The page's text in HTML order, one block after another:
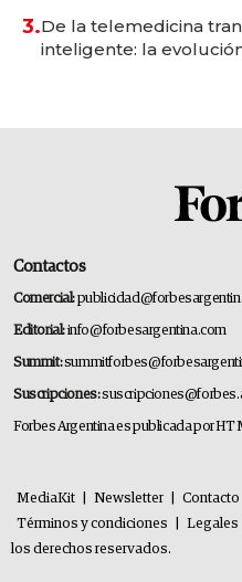
3.De la telemedicina
inteligente: la
Contactos
Comercial:
Editorial:info@forbesargentina.com
Summit:
Suscripciones:
Forbes Argentina es publicada por HT
MediaKit Newsletter Contacto
Términos y condiciones
Legales
los derechos reservados.